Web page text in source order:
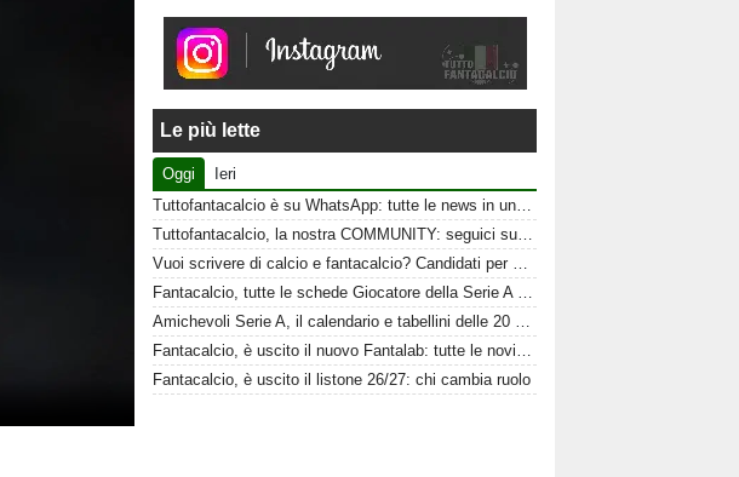
Le più lette
Oggi
Ieri
Tuttofantacalcio è su WhatsApp: tutte le news in un click
Tuttofantacalcio, la nostra COMMUNITY: seguici sui nostri canali social
Vuoi scrivere di calcio e fantacalcio? Candidati per Tuttofantacalcio
Fantacalcio, tutte le schede Giocatore della Serie A 26-27
Amichevoli Serie A, il calendario e tabellini delle 20 squadre
Fantacalcio, è uscito il nuovo Fantalab: tutte le novità 2026-2027
Fantacalcio, è uscito il listone 26/27: chi cambia ruolo